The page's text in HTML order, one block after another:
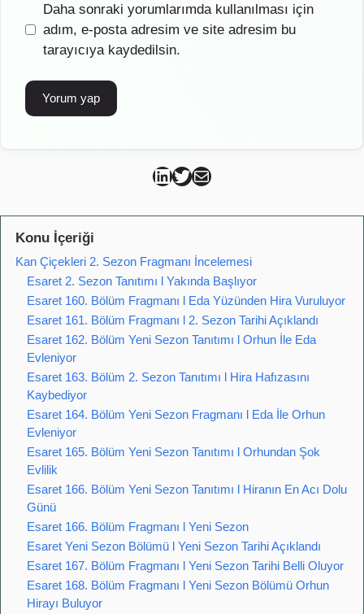
İnternet
sitesi
Daha sonraki yorumlarımda kullanılması için
adım, e-posta adresim ve site adresim bu
tarayıcıya kaydedilsin.
Can Kütahya Linkedin
Can Kütahya Twitter
Can Kütahya Mail
Konu İçeriği
Kan Çiçekleri 2. Sezon Fragmanı İncelemesi
Esaret 2. Sezon Tanıtımı l Yakında Başlıyor
Esaret 160. Bölüm Fragmanı l Eda Yüzünden Hira Vuruluyor
Esaret 161. Bölüm Fragmanı l 2. Sezon Tarihi Açıklandı
Esaret 162. Bölüm Yeni Sezon Tanıtımı l Orhun İle Eda
Evleniyor
Esaret 163. Bölüm 2. Sezon Tanıtımı l Hira Hafızasını
Kaybediyor
Esaret 164. Bölüm Yeni Sezon Fragmanı l Eda İle Orhun
Evleniyor
Esaret 165. Bölüm Yeni Sezon Tanıtımı l Orhundan Şok
Evlilik
Esaret 166. Bölüm Yeni Sezon Tanıtımı l Hiranın En Acı Dolu
Günü
Esaret 166. Bölüm Fragmanı l Yeni Sezon
Esaret Yeni Sezon Bölümü l Yeni Sezon Tarihi Açıklandı
Esaret 167. Bölüm Fragmanı l Yeni Sezon Tarihi Belli Oluyor
Esaret 168. Bölüm Fragmanı l Yeni Sezon Bölümü Orhun
Hirayı Buluyor